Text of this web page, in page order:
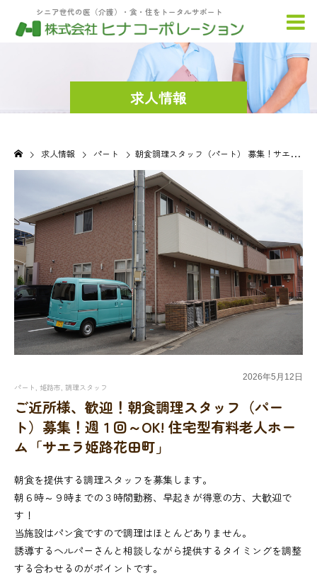
シニア世代の医（介護）・食・住をトータルサポート
求人情報
求人情報 パート 朝食調理スタッフ（パート） 募集！サエラ姫路花田町
2026年5月 12日
パート, 姫路市, 調理スタッフ
ご近所様、歓迎！朝食調理スタッフ（パー
ト）募集！週１回～OK! 住宅型有料老人ホー
ム「サエラ姫路花田町」
朝食を提供する調理スタッフを募集します。
朝６時～９時までの３時間勤務、早起きが得意の方、大歓迎で
す！
当施設はパン食ですので調理はほとんどありません。
誘導するヘルパーさんと相談しながら提供するタイミングを調整
する合わせるのがポイントです。